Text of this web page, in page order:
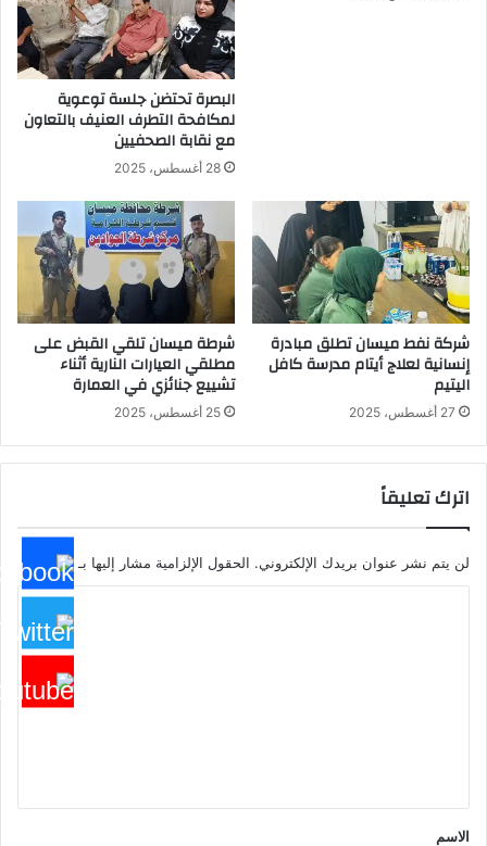
البصرة تحتضن جلسة توعوية
لمكافحة التطرف العنيف بالتعاون
مع نقابة الصحفيين
28 أغسطس، 2025
شركة نفط ميسان تطلق مبادرة
إنسانية لعلاج أيتام مدرسة كافل
اليتيم
27 أغسطس، 2025
شرطة ميسان تلقي القبض على
مطلقي العيارات النارية أثناء
تشييع جنائزي في العمارة
25 أغسطس، 2025
اترك تعليقاً
لن يتم نشر عنوان بريدك الإلكتروني. الحقول الإلزامية مشار إليها بـ *
*
الاسم